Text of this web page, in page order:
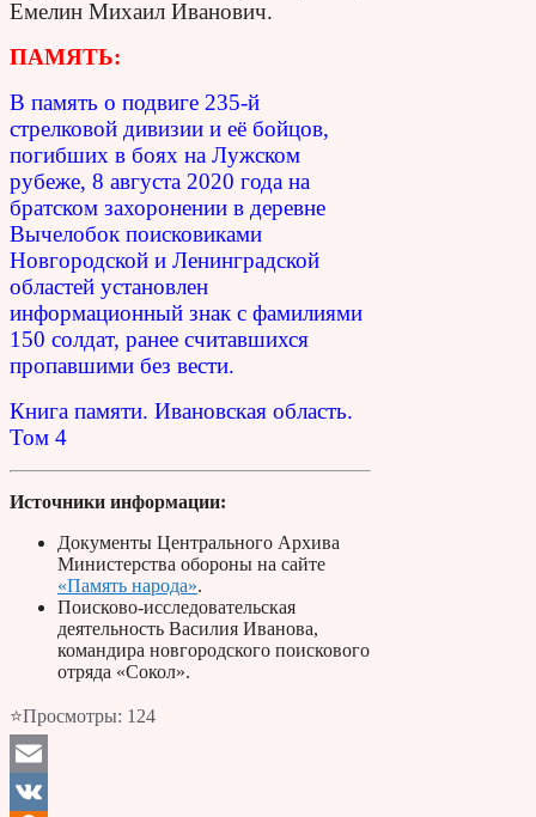
Емелин Михаил Иванович.
ПАМЯТЬ:
В память о подвиге 235-й
стрелковой дивизии и её бойцов,
погибших в боях на Лужском
рубеже, 8 августа 2020 года на
братском захоронении в деревне
Вычелобок поисковиками
Новгородской и Ленинградской
областей установлен
информационный знак с фамилиями
150 солдат, ранее считавшихся
пропавшими без вести.
Книга памяти. Ивановская область.
Том 4
Источники информации:
Документы Центрального Архива
Министерства обороны на сайте
«Память народа».
Поисково-исследовательская
деятельность Василия Иванова,
командира новгородского поискового
отряда «Сокол».
⭐Просмотры: 124
Email